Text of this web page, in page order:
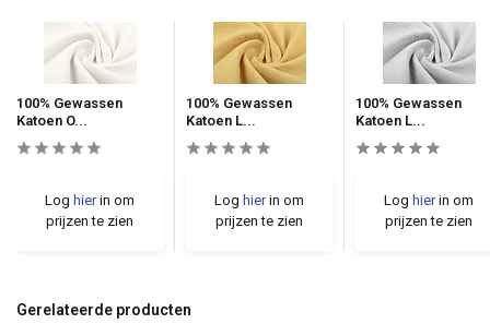
100% Gewassen
Katoen O...
Log hierin om
prijzen te zien
100% Gewassen
Katoen L...
Log hierin om
prijzen te zien
100% Gewassen
Katoen L...
Log hierin om
prijzen te zien
Gerelateerde producten